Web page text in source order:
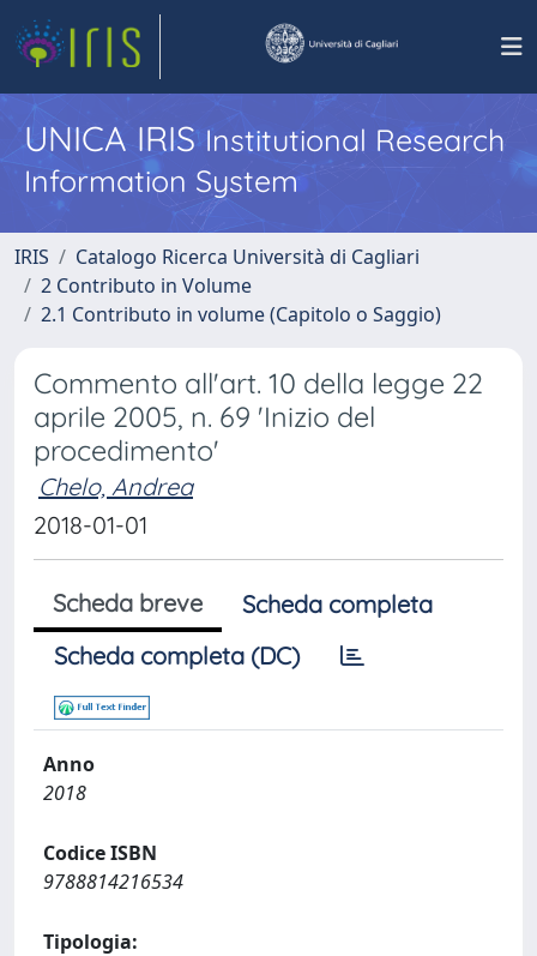
UNICA IRISInstitutional Research
Information System
IRIS
Catalogo Ricerca Università di Cagliari
2 Contributo in Volume
2.1 Contributo in volume (Capitolo o Saggio)
Commento all'art. 10 della legge 22
aprile 2005, n. 69 'Inizio del
procedimento'
Chelo, Andrea
2018-01-01
Scheda breve
Scheda completa
Scheda completa (DC)
Anno
2018
Codice ISBN
9788814216534
Tipologia: